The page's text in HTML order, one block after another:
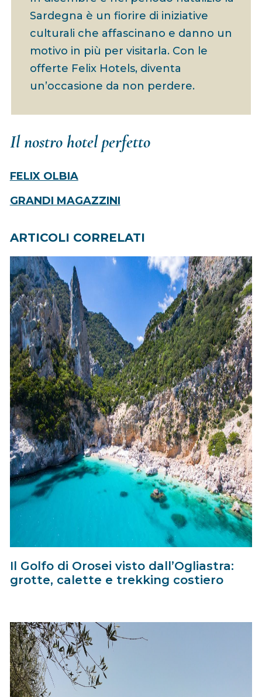
Sardegna è un fiorire di iniziative
culturali che affascinano e danno un
motivo in più per visitarla. Con le
offerte Felix Hotels, diventa
un’occasione da non perdere.
Il nostro hotel perfetto
FELIX OLBIA
GRANDI MAGAZZINI
ARTICOLI CORRELATI
Il Golfo di Orosei visto dall’Ogliastra:
grotte, calette e trekking costiero